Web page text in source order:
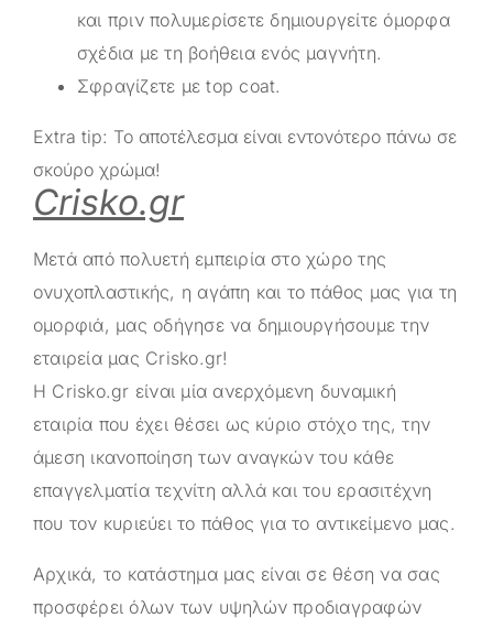
και πριν πολυμερίσετε δημιουργείτε όμορφα
σχέδια με τη βοήθεια ενός μαγνήτη.
Σφραγίζετε με top coat.
Extra tip: Το αποτέλεσμα είναι εντονότερο πάνω σε
σκούρο χρώμα!
Crisko.gr
Μετά από πολυετή εμπειρία στο χώρο της
ονυχοπλαστικής, η αγάπη και το πάθος μας για τη
ομορφιά, μας οδήγησε να δημιουργήσουμε την
εταιρεία μας Crisko.gr!
Η Crisko.gr είναι μία ανερχόμενη δυναμική
εταιρία που έχει θέσει ως κύριο στόχο της, την
άμεση ικανοποίηση των αναγκών του κάθε
επαγγελματία τεχνίτη αλλά και του ερασιτέχνη
που τον κυριεύει το πάθος για το αντικείμενο μας.
Αρχικά, το κατάστημα μας είναι σε θέση να σας
προσφέρει όλων των υψηλών προδιαγραφών